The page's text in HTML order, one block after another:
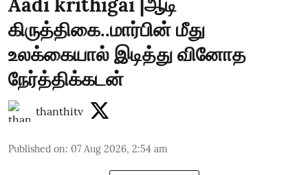
கிருத்திகை..மார்பின் மீது
உலக்கையால் இடித்து வினோத
நேர்த்திக்கடன்
thanthitv
Published on: 07 Aug 2026, 2:54 am